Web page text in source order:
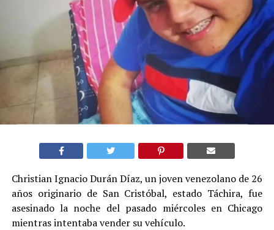
Christian Ignacio Durán Díaz, un joven venezolano de 26
años originario de San Cristóbal, estado Táchira, fue
asesinado la noche del pasado miércoles en Chicago
mientras intentaba vender su vehículo.